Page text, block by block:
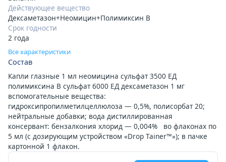
Действующее вещество
Дексаметазон+Неомицин+Полимиксин B
Срок годности
2 года
Все характеристики
Состав
Капли глазные 1 мл неомицина сульфат 3500 ЕД
полимиксина В сульфат 6000 ЕД дексаметазон 1 мг
вспомогательные вещества:
гидроксипропилметилцеллюлоза — 0,5%, полисорбат 20;
нейтральные добавки; вода дистиллированная
консервант: бензалкония хлорид — 0,004% во флаконах по
5 мл (с дозирующим устройством «Drop Tainer™»); в пачке
картонной 1 флакон.